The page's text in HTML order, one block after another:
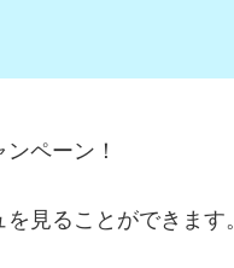
ペーン！
見ることができます。